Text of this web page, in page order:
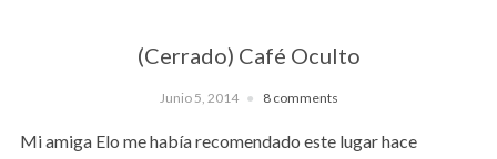
(Cerrado) Café Oculto
Junio 5, 2014 8 comments
Mi amiga Elo me había recomendado este lugar hace